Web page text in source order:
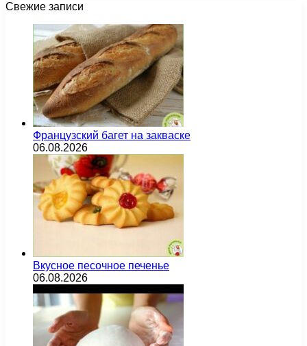
Свежие записи
Французский багет на закваске
06.08.2026
Вкусное песочное печенье
06.08.2026